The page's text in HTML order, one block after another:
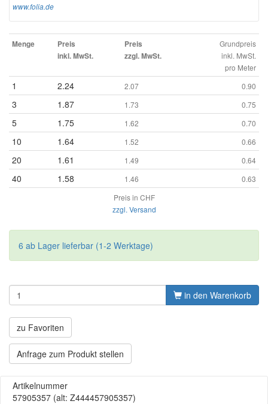
www.folia.de
Menge
Preis
inkl. MwSt.
Preis
zzgl. MwSt.
Grundpreis
inkl. MwSt.
pro Meter
1 2.24 2.07 0.90
3 1.87 1.73 0.75
5 1.75 1.62 0.70
10 1.64 1.52 0.66
20 1.61 1.49 0.64
40 1.58 1.46
0.63
Preis in CHF
zzgl. Versand
6 ab Lager lieferbar (1-2 Werktage)
in den Warenkorb
zu Favoriten
Anfrage zum Produkt stellen
Artikelnummer
57905357 (alt: Z444457905357)